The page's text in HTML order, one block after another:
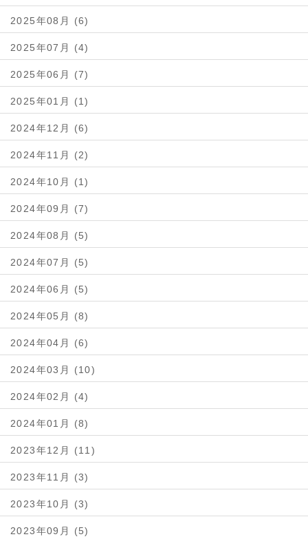
2025年08月 (6)
2025年07月 (4)
2025年06月 (7)
2025年01月 (1)
2024年12月 (6)
2024年11月 (2)
2024年10月 (1)
2024年09月 (7)
2024年08月 (5)
2024年07月 (5)
2024年06月 (5)
2024年05月 (8)
2024年04月 (6)
2024年03月 (10)
2024年02月 (4)
2024年01月 (8)
2023年12月 (11)
2023年11月 (3)
2023年10月 (3)
2023年09月 (5)